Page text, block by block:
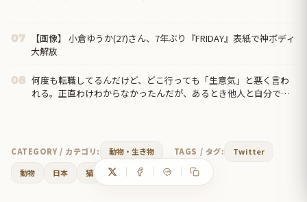
07
【画像】 小倉ゆうか(27)さん、7年ぶり『FRIDAY』表紙で神ボディ
大解放
08 何度も転職してるんだけど、どこ行っても「生意気」と悪く言わ
れる。正直わけわからなかったんだが、あるとき他人と自分では
CATEGORY / カテゴリ: 動物・生き物 TAGS / タグ:
Twitter
動物
日本 猫